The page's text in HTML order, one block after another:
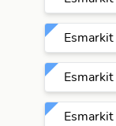
Esmarkit
Esmarkit
Esmarkit